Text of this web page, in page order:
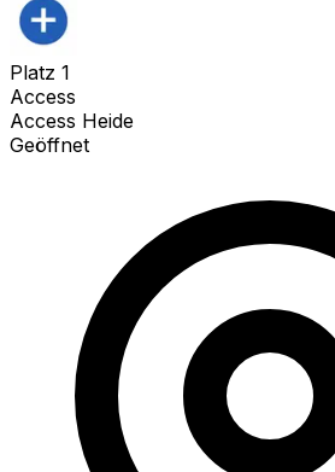
Platz 1
Access
Access Heide
Geöffnet